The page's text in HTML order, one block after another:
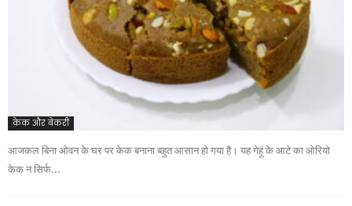
केक और बेकरी
आजकल बिना ओवन के घर पर केक बनाना बहुत आसान हो गया है। यह गेहूं के आटे का ओरियो
केक न सिर्फ...